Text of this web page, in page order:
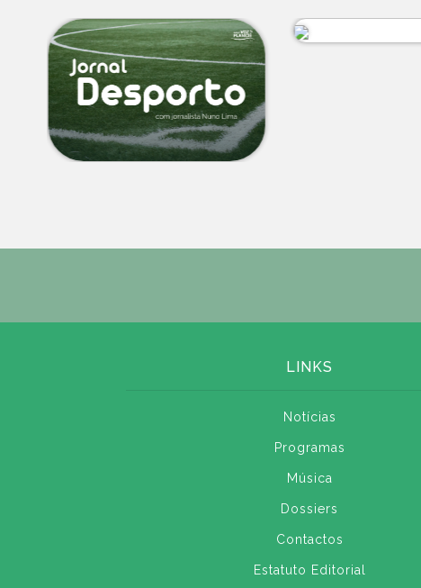
LINKS
Notícias
Programas
Música
Dossiers
Contactos
Estatuto Editorial